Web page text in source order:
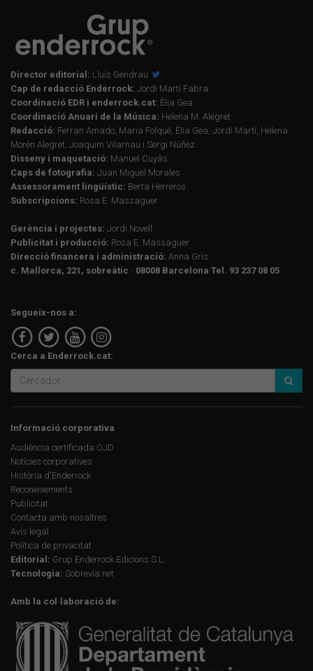
Director editorial: Lluís Gendrau
Cap de redacció Enderrock: Jordi Martí Fabra
Coordinació EDR i enderrock.cat: Èlia Gea
Coordinació Anuari de la Música: Helena M. Alegret
Redacció: Ferran Amado, Maria Folqué, Èlia Gea, Jordi Martí, Helena
Morén Alegret, Joaquim Vilarnau i Sergi Núñez
Disseny i maquetació: Manuel Cuyàs
Caps de fotografia: Juan Miguel Morales
Assessorament lingüístic: Berta Herreros
Subscripcions: Rosa E. Massaguer
Gerència i projectes: Jordi Novell
Publicitat i producció: Rosa E. Massaguer
Direcció financera i administració: Anna Gris
c. Mallorca, 221, sobreàtic · 08008 Barcelona Tel. 93 237 08 05
Segueix-nos a:
Cerca a Enderrock.cat:
Informació corporativa
Audiència certificada OJD
Notícies corporatives
Història d'Enderrock
Reconeixements
Publicitat
Contacta amb nosaltres
Avís legal
Política de privacitat
Editorial: Grup Enderrock Edicions S.L.
Tecnologia: Sobrevia.net
Amb la col·laboració de: